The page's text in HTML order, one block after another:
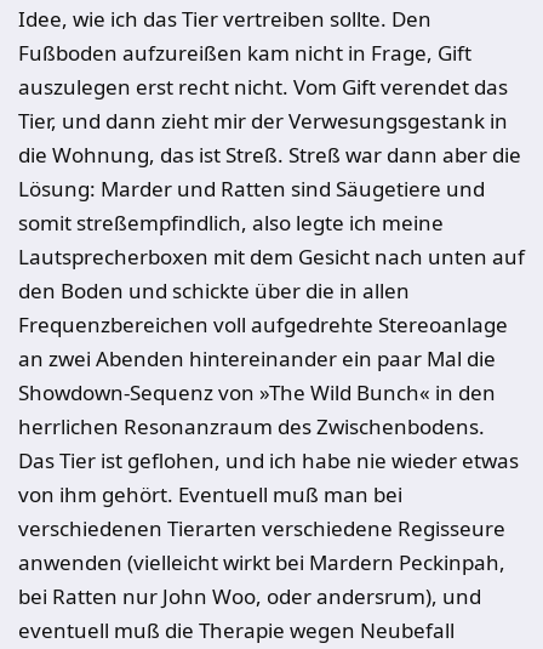
Idee, wie ich das Tier vertreiben sollte. Den
Fußboden aufzureißen kam nicht in Frage, Gift
auszulegen erst recht nicht. Vom Gift verendet das
Tier, und dann zieht mir der Verwesungsgestank in
die Wohnung, das ist Streß. Streß war dann aber die
Lösung: Marder und Ratten sind Säugetiere und
somit streßempfindlich, also legte ich meine
Lautsprecherboxen mit dem Gesicht nach unten auf
den Boden und schickte über die in allen
Frequenzbereichen voll aufgedrehte Stereoanlage
an zwei Abenden hintereinander ein paar Mal die
Showdown-Sequenz von »The Wild Bunch« in den
herrlichen Resonanzraum des Zwischenbodens.
Das Tier ist geflohen, und ich habe nie wieder etwas
von ihm gehört. Eventuell muß man bei
verschiedenen Tierarten verschiedene Regisseure
anwenden (vielleicht wirkt bei Mardern Peckinpah,
bei Ratten nur John Woo, oder andersrum), und
eventuell muß die Therapie wegen Neubefall